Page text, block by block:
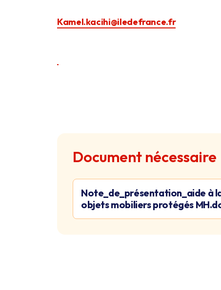
Kamel.kacihi@iledefrance.fr
Document nécessaire
Note_de_présentation_aide à
objets mobiliers protégés